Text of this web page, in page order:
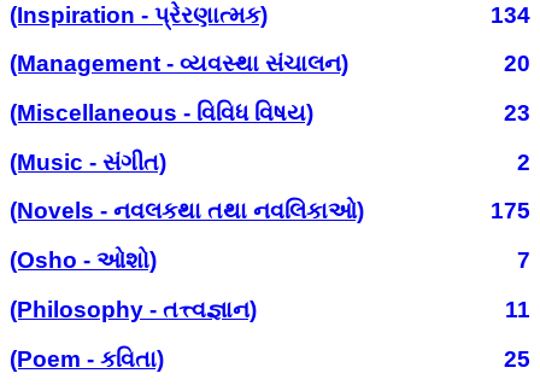
(Inspiration - પ્રેરણાત્મક)
134
(Management - વ્યવસ્થા સંચાલન)
20
(Miscellaneous - વિવિધ વિષય)
23
(Music - સંગીત)
2
(Novels - નવલકથા તથા નવલિકાઓ)
175
(Osho - ઓશો)
7
(Philosophy - તત્ત્વજ્ઞાન)
11
(Poem - કવિતા)
25